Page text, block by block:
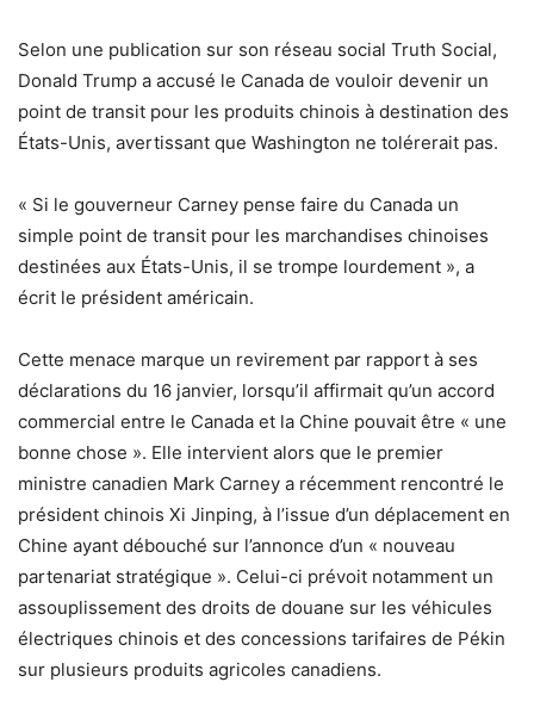
Selon une publication sur son réseau social Truth Social,
Donald Trump a accusé le Canada de vouloir devenir un
point de transit pour les produits chinois à destination des
États-Unis, avertissant que Washington ne tolérerait pas.
« Si le gouverneur Carney pense faire du Canada un
simple point de transit pour les marchandises chinoises
destinées aux États-Unis, il se trompe lourdement », a
écrit le président américain.
Cette menace marque un revirement par rapport à ses
déclarations du 16 janvier, lorsqu’il affirmait qu’un accord
commercial entre le Canada et la Chine pouvait être « une
bonne chose ». Elle intervient alors que le premier
ministre canadien Mark Carney a récemment rencontré le
président chinois Xi Jinping, à l’issue d’un déplacement en
Chine ayant débouché sur l’annonce d’un « nouveau
partenariat stratégique ». Celui-ci prévoit notamment un
assouplissement des droits de douane sur les véhicules
électriques chinois et des concessions tarifaires de Pékin
sur plusieurs produits agricoles canadiens.